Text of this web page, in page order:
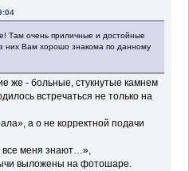
Там очень приличные и достойные
них Вам хорошо знакома по данному
же - больные, стукнутые камнем
встречаться не только на
а о не корректной подачи
меня знают…»,
выложены на фотошаре.